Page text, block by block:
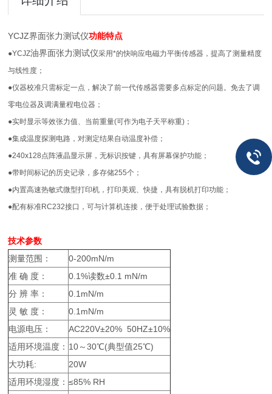
YCJZ界面张力测试仪功能特点
●YCJZ油界面张力测试仪采用*的快响应电磁力平衡传感器，提高了测量精度
与线性度；
●仪器校准只需标定一点，解决了前一代传感器需要多点标定的问题。免去了调
零电位器及调满量程电位器；
●实时显示等效张力值、当前重量(可作为电子天平称重)；
●集成温度探测电路，对测定结果自动温度补偿；
●240x128点阵液晶显示屏，无标识按键，具有屏幕保护功能；
●带时间标记的历史记录，多存储255个；
●内置高速热敏式微型打印机，打印美观、快捷，具有脱机打印功能；
●配有标准RC232接口，可与计算机连接，便于处理试验数据；
技术参数
测量范围：
0-200mN/m
准 确 度：
0.1%读数±0.1 mN/m
分 辨 率：
0.1mN/m
灵 敏 度：
0.1mN/m
电源电压：
AC220V±20% 50HZ±10%
适用环境温度： 10～30℃(典型值25℃)
大功耗:
20W
适用环境湿度： ≤85% RH